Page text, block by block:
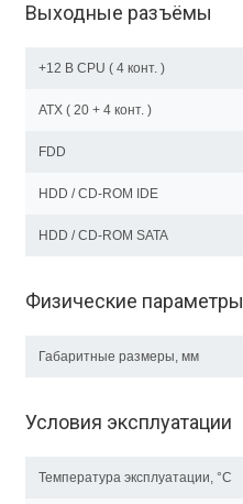
Выходные разъёмы
+12 В CPU ( 4 конт. )
ATX ( 20 + 4 конт. )
FDD
HDD / CD-ROM IDE
HDD / CD-ROM SATA
Физические параметры
Габаритные размеры, мм
Условия эксплуатации
Температура эксплуатации, °C